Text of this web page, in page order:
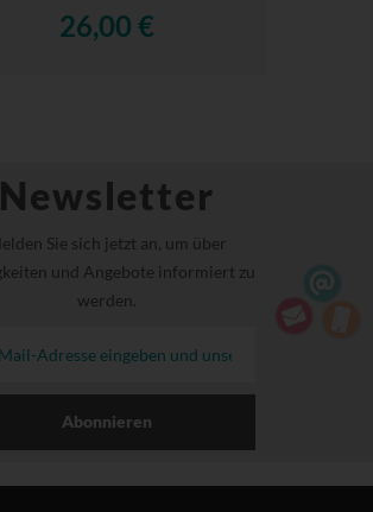
26,00 €
Newsletter
Sie sich jetzt an, um über
und Angebote informiert zu
werden.
Abonnieren